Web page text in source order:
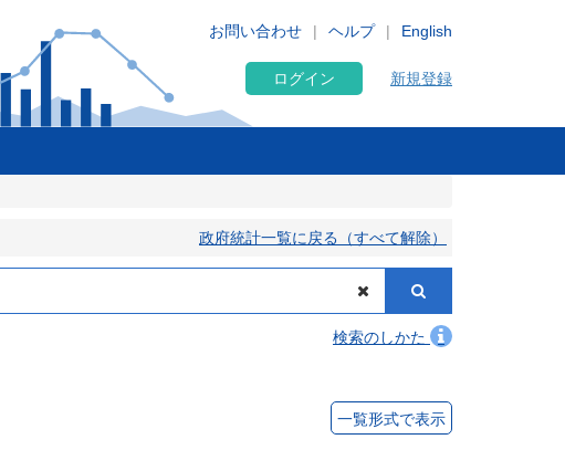
English
お問い合わせ ヘルプ
ログイン 新規登録
政府統計一覧に戻る（すべて解除）
検索のしかた
一覧形式で表示